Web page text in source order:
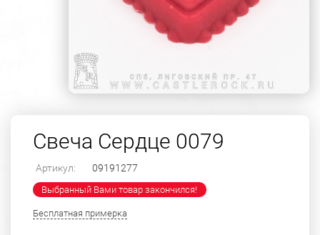
Свеча Сердце 0079
Артикул: 09191277
Выбранный Вами товар закончился!
Бесплатная примерка